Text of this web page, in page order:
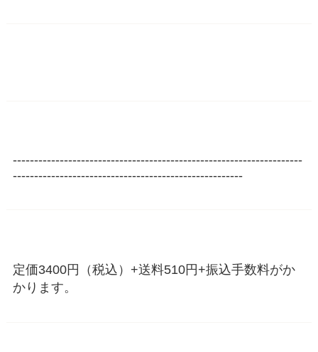
--------------------------------------------------------------------
------------------------------------------------------
定価3400円（税込）+送料510円+振込手数料がか
かります。